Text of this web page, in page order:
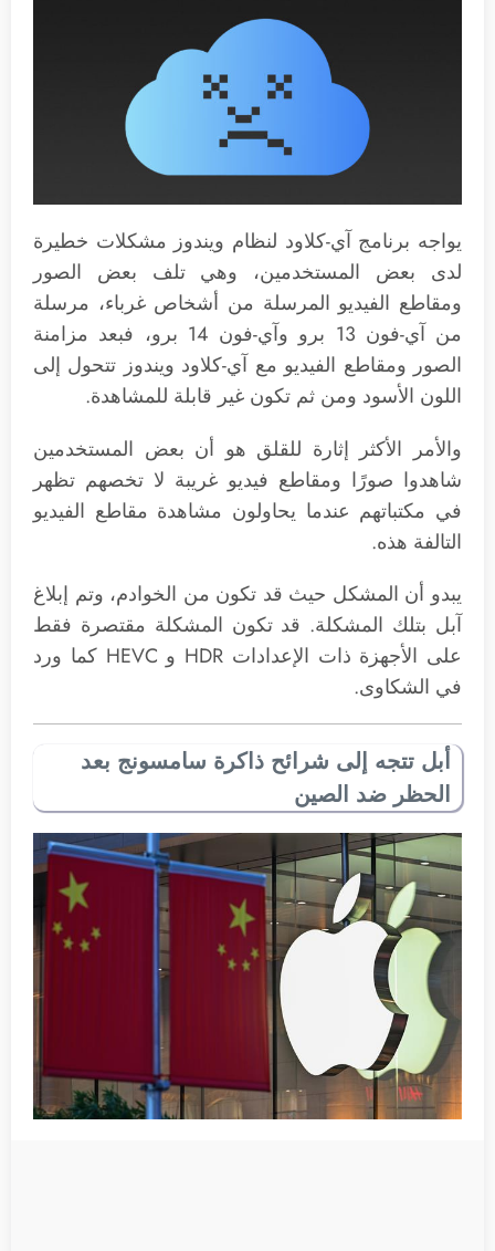
يواجه برنامج آي-كلاود لنظام ويندوز مشكلات خطيرة
لدى بعض المستخدمين، وهي تلف بعض الصور
ومقاطع الفيديو المرسلة من أشخاص غرباء، مرسلة
من آي-فون 13 برو وآي-فون 14 برو، فبعد مزامنة
الصور ومقاطع الفيديو مع آي-كلاود ويندوز تتحول إلى
اللون الأسود ومن ثم تكون غير قابلة للمشاهدة.
والأمر الأكثر إثارة للقلق هو أن بعض المستخدمين
شاهدوا صورًا ومقاطع فيديو غريبة لا تخصهم تظهر
في مكتباتهم عندما يحاولون مشاهدة مقاطع الفيديو
التالفة هذه.
يبدو أن المشكل حيث قد تكون من الخوادم، وتم إبلاغ
آبل بتلك المشكلة. قد تكون المشكلة مقتصرة فقط
على الأجهزة ذات الإعدادات HDR و HEVC كما ورد
في الشكاوى.
أبل تتجه إلى شرائح ذاكرة سامسونج بعد
الحظر ضد الصين